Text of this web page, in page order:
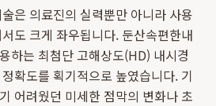
은 의료진의 실력뿐만 아니라 사용
도 크게 좌우됩니다. 둔산속편한내
하는 최첨단 고해상도(HD) 내시경
확도를 획기적으로 높였습니다. 기
어려웠던 미세한 점막의 변화나 초